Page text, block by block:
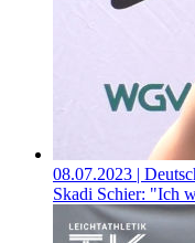
08.07.2023 |
Skadi Schier: "Ich